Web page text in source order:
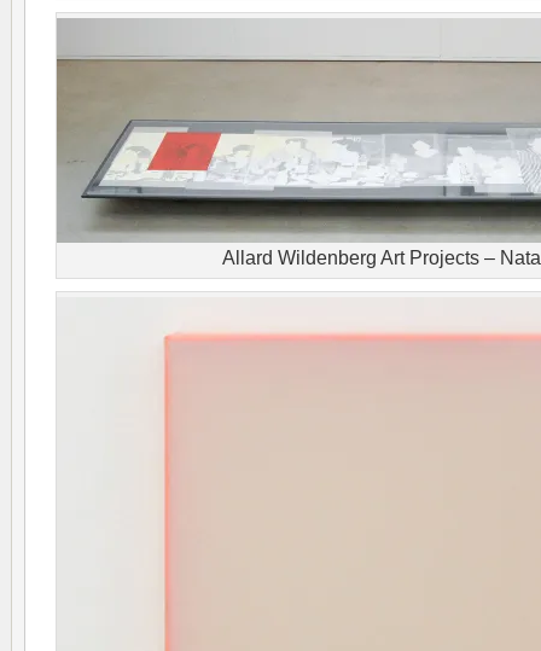
Allard Wildenberg Art Projects –